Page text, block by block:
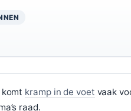
kramp in de voet vaak
raad.